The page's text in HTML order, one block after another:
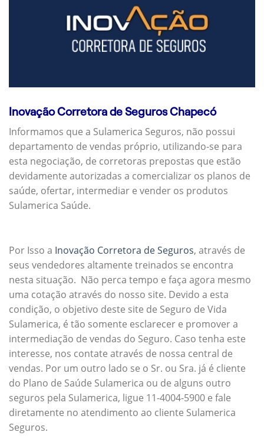
Inovação Corretora de Seguros Chapecó
Informamos que a Sulamerica Seguros, não possui
departamento de vendas próprio, utilizando-se para
esta negociação, de corretoras prepostas que estão
devidamente autorizadas a comercializar os planos de
saúde, ofertar, intermediar e vender os produtos
Sulamerica Saúde.
Por Isso a Inovação Corretora de Seguros, através de
seus vendedores altamente treinados se encontra
nesta situação. Não perca tempo e faça agora mesmo
uma cotação através do nosso site. Devido a esta
condição, o objetivo deste site de Seguro de Vida
Sulamerica, é tão somente esclarecer e promover a
intermediação de vendas do Seguro. Caso tenha este
interesse, nos contate através de nossa central de
vendas. Por um outro lado se o Sr. ou Sra. já é cliente
do Plano de Saúde Sulamerica ou de alguns outro
seguros pela Sulamerica, ligue 11-4004-5900 e fale
diretamente no atendimento ao cliente Sulamerica
Seguros.